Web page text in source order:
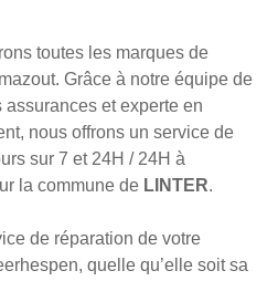
toutes les marques de
Grâce à notre équipe de
et experte en
nous offrons un service de
sur 7 et 24H / 24H à
la commune de LINTER.
de réparation de votre
quelle qu’elle soit sa